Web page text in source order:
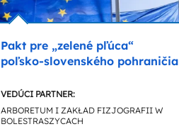
Pakt pre „zelené pľúca“
poľsko-slovenského pohraničia
VEDÚCI PARTNER:
ARBORETUM I ZAKŁAD FIZJOGRAFII W
BOLESTRASZYCACH